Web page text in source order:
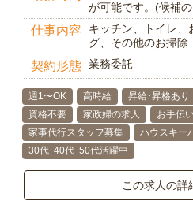
が可能です。(候補
仕事内容
キッチン、トイレ、
グ、その他のお掃除
契約形態 業務委託
週1〜OK 高時給 昇給･昇格あり
資格不要
家政婦の求人
お手伝
家事代行スタッフ募集
ハウスキー
30代･40代･50代活躍中
この求人の詳